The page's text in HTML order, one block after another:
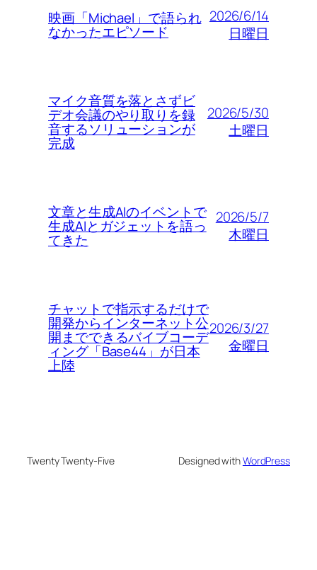
映画「Michael」で語られ
なかったエピソード
2026/6/14
日曜日
マイク音質を落とさずビ
デオ会議のやり取りを録
音するソリューションが
完成
2026/5/30
土曜日
文章と生成AIのイベントで
生成AIとガジェットを語っ
てきた
2026/5/7
木曜日
チャットで指示するだけで
開発からインターネット公
開までできるバイブコーデ
ィング「Base44」が日本
上陸
2026/3/27
金曜日
Twenty Twenty-Five Designed withWordPress